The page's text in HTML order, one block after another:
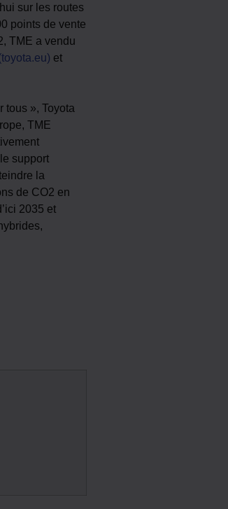
sur les routes
points de vente
TME a vendu
et
tous », Toyota
TME
support
la
de CO2 en
2035 et